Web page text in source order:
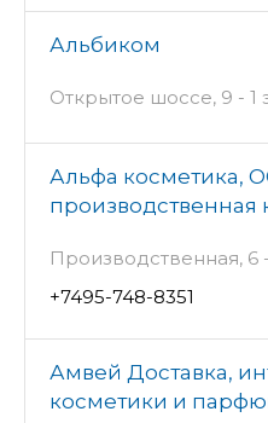
Альбиком
Открытое шоссе, 9 - 1
Альфа косметика,
производственная
Производственная, 6
+7495-748-8351
Амвей Доставка,
косметики и